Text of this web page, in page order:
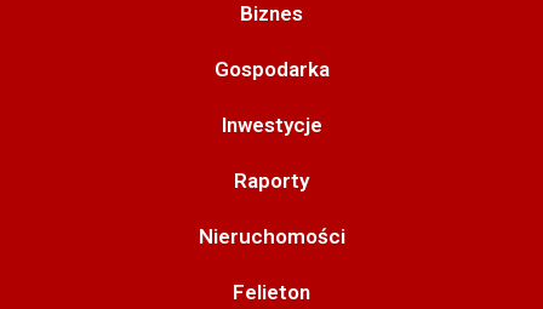
Biznes
Gospodarka
Inwestycje
Raporty
Nieruchomości
Felieton